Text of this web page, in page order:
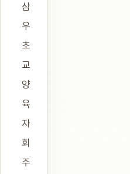
삼
우
초
교
양
육
자
회
주